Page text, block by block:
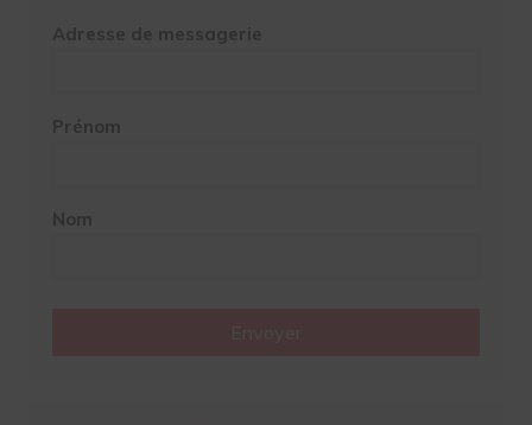
Adresse de messagerie
Prénom
Nom